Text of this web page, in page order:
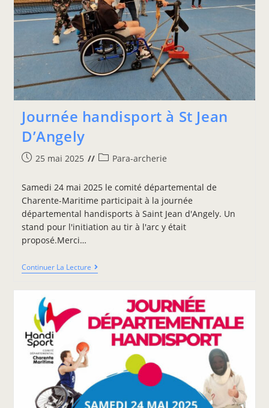
Journée handisport à St Jean
D’Angely
25 mai 2025 Para-archerie
Samedi 24 mai 2025 le comité départemental de
Charente-Maritime participait à la journée
départemental handisports à Saint Jean d'Angely. Un
stand pour l'initiation au tir à l'arc y était
proposé.Merci…
Continuer La Lecture